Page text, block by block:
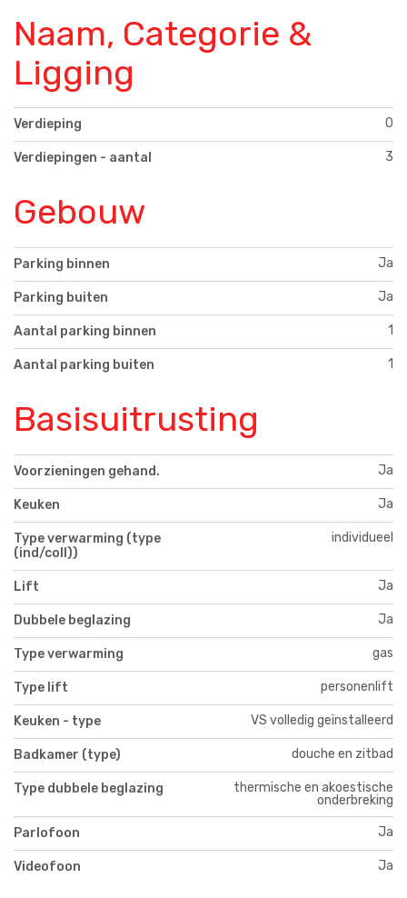
Naam, Categorie &
Ligging
Verdieping 0
Verdiepingen - aantal 3
Gebouw
Parking binnen Ja
Parking buiten Ja
Aantal parking binnen 1
Aantal parking buiten 1
Basisuitrusting
Voorzieningen gehand. Ja
Keuken Ja
Type verwarming (type
(ind/coll))
individueel
Lift Ja
Dubbele beglazing Ja
Type verwarming gas
Type lift personenlift
Keuken - type VS volledig geïnstalleerd
Badkamer (type) douche en zitbad
Type dubbele beglazing
thermische en akoestische
onderbreking
Parlofoon Ja
Videofoon Ja